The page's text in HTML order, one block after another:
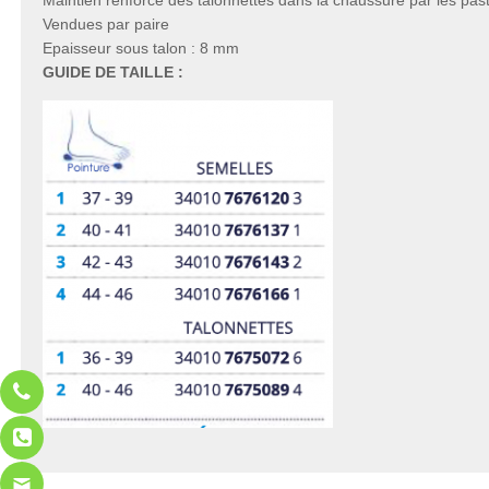
Vendues par paire
Epaisseur sous talon : 8 mm
GUIDE DE TAILLE :